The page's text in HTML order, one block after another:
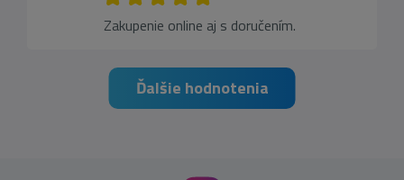
Zakupenie online aj s doručením.
Ďalšie hodnotenia